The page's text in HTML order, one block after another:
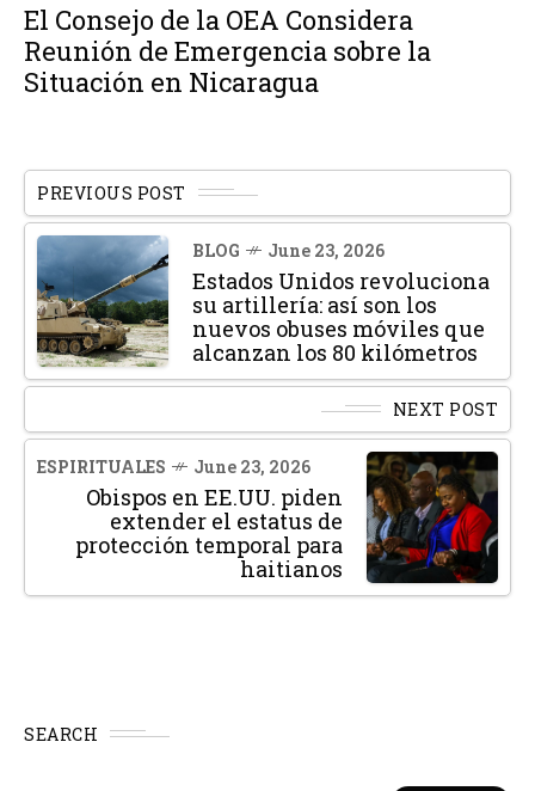
El Consejo de la OEA Considera
Reunión de Emergencia sobre la
Situación en Nicaragua
PREVIOUS POST
BLOG June 23, 2026
Estados Unidos revoluciona
su artillería: así son los
nuevos obuses móviles que
alcanzan los 80 kilómetros
NEXT POST
ESPIRITUALES June 23, 2026
Obispos en EE.UU. piden
extender el estatus de
protección temporal para
haitianos
SEARCH